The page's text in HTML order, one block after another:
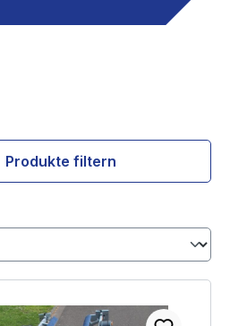
Produkte filtern